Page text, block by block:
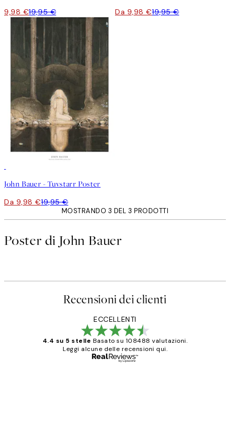
9,98 €19,95 € Da 9,98 €19,95 €
John Bauer - Tuvstarr Poster
Da 9,98 €19,95 €
MOSTRANDO 3 DEL 3 PRODOTTI
Poster di John Bauer
Recensioni dei clienti
ECCELLENTI
4.4 su 5 stelle Basato su 108488 valutazioni.
Leggi alcune delle recensioni qui.